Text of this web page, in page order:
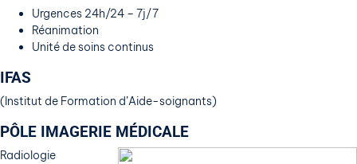
Urgences 24h/24 – 7j/7
Réanimation
Unité de soins continus
IFAS
(Institut de Formation d’Aide-soignants)
PÔLE IMAGERIE MÉDICALE
Radiologie